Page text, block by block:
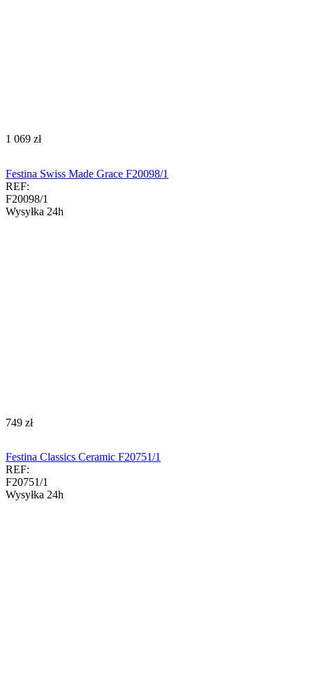
‍1 069‍ zł
Festina Swiss Made Grace F20098/1
REF:
F20098/1
Wysyłka 24h
‍749‍ zł
Festina Classics Ceramic F20751/1
REF:
F20751/1
Wysyłka 24h